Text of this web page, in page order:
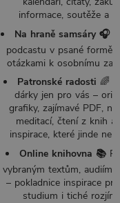
informace, soutěže a
Na hraně samsáry 🎧
podcastu v psané formě
otázkami k osobnímu
Patronské radosti 🌈
dárky jen pro vás –⁠
grafiky, zajímavé PDF,
meditací, čtení z knih a
inspirace, které jinde
Online knihovna 📚
vybraným textům, audiím
–⁠ pokladnice inspirace
studium i tiché